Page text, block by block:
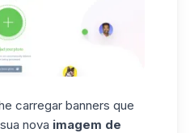
carregar banners que
nova imagem de